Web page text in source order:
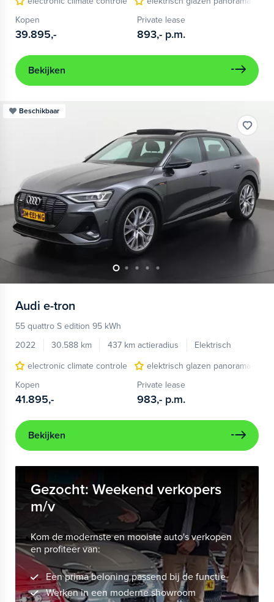
Kopen
39.895,-
Private lease
893,- p.m.
Bekijken
Beschikbaar
Audi e-tron
55 quattro S edition 95 kWh
2022
30.588 km 437 km actieradius
Elektrisch
electronic climate controle
elektrisch glazen panorama-dak
Kopen
41.895,-
Private lease
983,- p.m.
Bekijken
Gezocht: Weekend verkopers
m/v
Kom de modernste en mooiste auto's verkopen
en profiteer van:
Een prima beloning passend bij de functie
Werken in een moderne showroom